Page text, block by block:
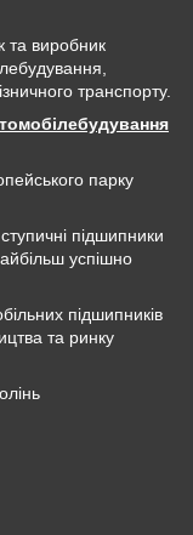
та виробник
транспорту.
парку
підшипники
успішно
підшипників
та ринку